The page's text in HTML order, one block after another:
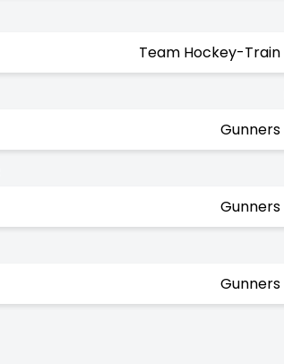
Team Hockey-Train
Gunners
Gunners
Gunners